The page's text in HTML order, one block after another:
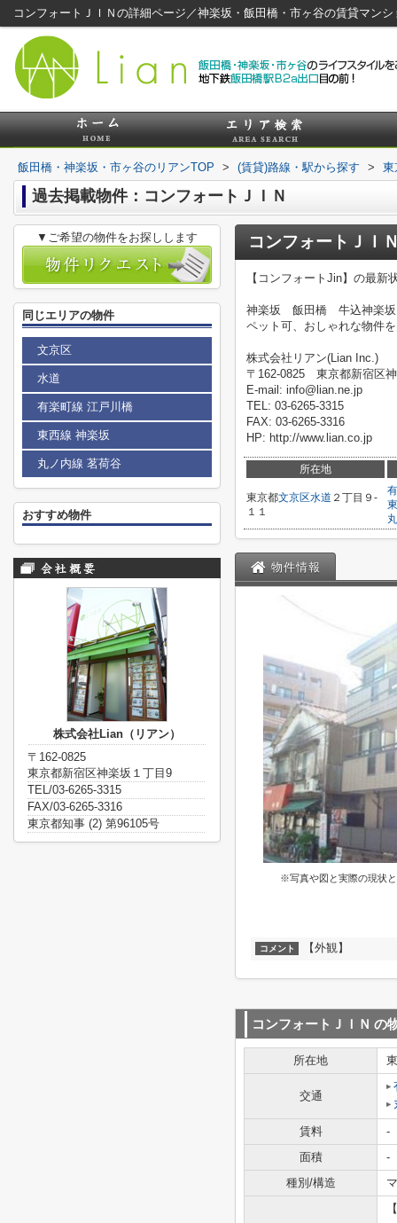
コンフォートＪＩＮの詳細ページ／神楽坂・飯田橋・市ヶ谷の賃貸マン
飯田橋・神楽坂・市ヶ谷のリアンTOP > (賃貸)路線・駅から探す > 東
過去掲載物件：コンフォートＪＩＮ
コンフォートＪＩ
【コンフォートJin】の最新
神楽坂 飯田橋 牛込神楽坂
ペット可、おしゃれな物件
株式会社リアン(Lian Inc.)
〒162-0825 東京都新宿区
E-mail: info@lian.ne.jp
TEL: 03-6265-3315
FAX: 03-6265-3316
HP: http://www.lian.co.jp
所在地
東京都文京区水道 ２丁目９-
１１
物件情報
※写真や図と実際の現状
コメント 【外観】
コンフォートＪＩＮ の
所在地
交通
賃料
-
面積
-
種別/構造
▼ご希望の物件をお探しします
同じエリアの物件
文京区
水道
有楽町線 江戸川橋
東西線 神楽坂
丸ノ内線 茗荷谷
おすすめ物件
株式会社Lian（リアン）
〒162-0825
東京都新宿区神楽坂１丁目9
TEL/03-6265-3315
FAX/03-6265-3316
東京都知事 (2) 第96105号